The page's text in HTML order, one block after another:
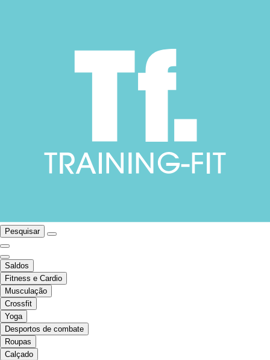
Pesquisar
Saldos
Fitness e Cardio
Musculação
Crossfit
Yoga
Desportos de combate
Roupas
Calçado